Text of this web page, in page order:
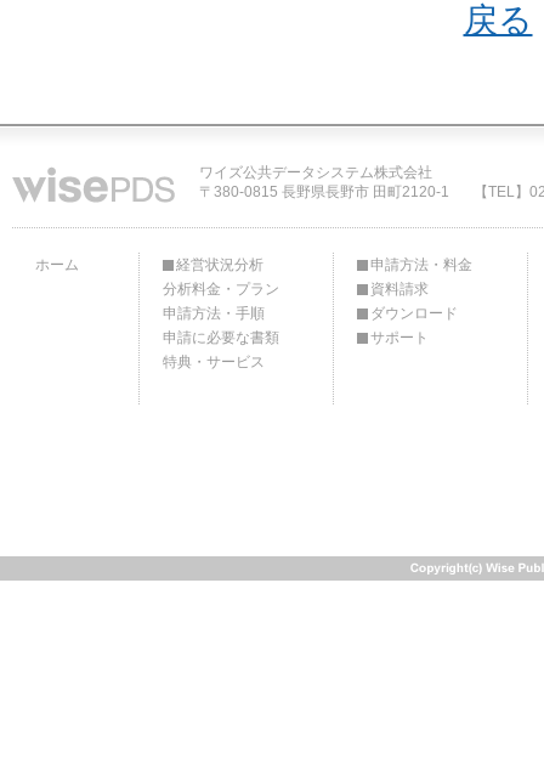
戻る
ワイズ公共データシステム株式会社
〒380-0815 長野県長野市 田町2120-1
【TEL】
ホーム
経営状況分析
分析料金・プラン
申請方法・手順
申請に必要な書類
特典・サービス
申請方法・料金
資料請求
ダウンロード
サポート